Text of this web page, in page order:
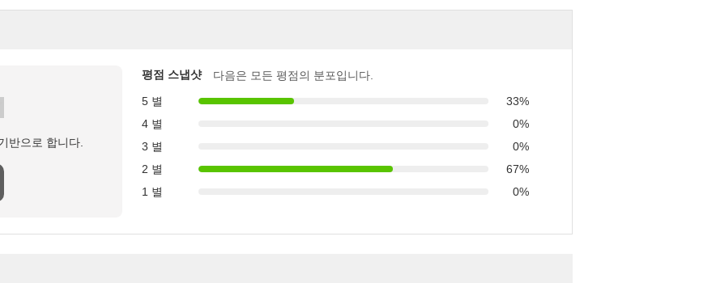
반으로 합니다.
평점 스냅샷
다음은 모든 평점의 분포입니다.
5 별
33%
4 별
0%
3 별
0%
2 별
67%
1 별
0%